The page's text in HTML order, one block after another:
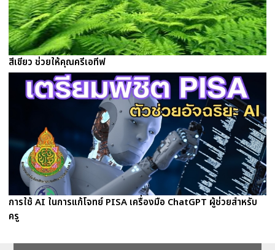
สีเขียว ช่วยให้คุณครีเอทีฟ
การใช้ AI ในการแก้โจทย์ PISA เครื่องมือ ChatGPT ผู้ช่วยสำหรับ
ครู